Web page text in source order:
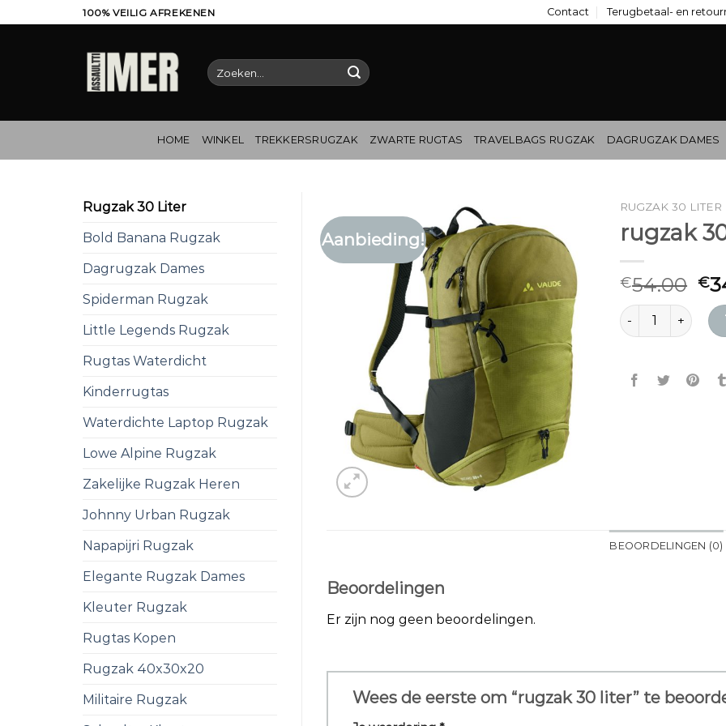
naar
100% VEILIG AFREKENEN Contact Terugbetaal- en
Zoeken
naar:
HOME WINKEL TREKKERSRUGZAK ZWARTE RUGTAS TRAVELBAGS RUGZAK DAGRUGZAK DAMES
Rugzak 30 Liter
Bold Banana Rugzak
Dagrugzak Dames
Spiderman Rugzak
Little Legends Rugzak
Rugtas Waterdicht
Kinderrugtas
Waterdichte Laptop Rugzak
Lowe Alpine Rugzak
Zakelijke Rugzak Heren
Johnny Urban Rugzak
Napapijri Rugzak
Elegante Rugzak Dames
Kleuter Rugzak
Rugtas Kopen
Rugzak 40x30x20
Militaire Rugzak
Aanbieding!
RUGZAK 30 LITER
rugzak
€54.00 €
rugzak 30 liter
BEOORDELINGEN (0)
Beoordelingen
Er zijn nog geen beoordelingen.
Wees de eerste om “rugzak 30 liter” te